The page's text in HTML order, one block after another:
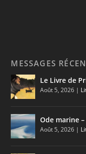
MESSAGES
Le Livre de
Août 5, 2026 |
Ode marine
Août 5, 2026 |